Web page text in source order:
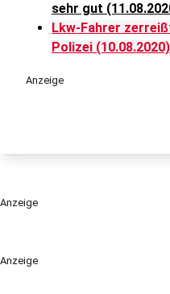
Anzeige
sehr gut
Lkw-Fahrer
Polizei (10.08.2020)
Anzeige
Anzeige